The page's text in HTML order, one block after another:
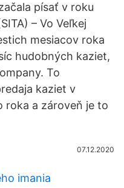
písať v roku
– Vo Veľkej
mesiacov roka
hudobných kaziet,
To
kaziet v
roka a zároveň je to
07.12.2020
imania